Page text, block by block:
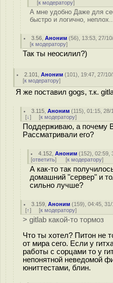
[к модератору]
А мне удобно Даже для
быстро и логично,
3.56 ,Аноним (56), 13:53, 27/
[к модератору]
Так ты неосилил?)
2.101 ,Аноним (101), 19:47, 27/
[к модератору]
Я же поставил gogs, т.к.
3.115 ,Аноним (115), 01:15, 28/
[↓] [к модератору]
Поддерживаю, а почему
Рассматривали его?
4.152 ,Аноним (152), 02:59,
[ответить] [к модератору]
А как-то так
домашний "сервер" и
сильно лучше?
3.159 ,Аноним (159), 04:45,
[↑] [к модератору]
> gitlab какой-то тормоз
Что ты хотел? Питон не
от мира сего. Если у
работы с сорцами то у
непонятной неведомой
юниттестами, блин.